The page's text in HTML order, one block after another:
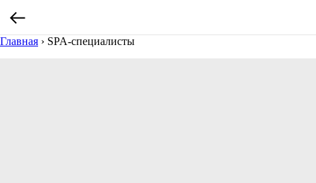
Главная › SPA-специалисты